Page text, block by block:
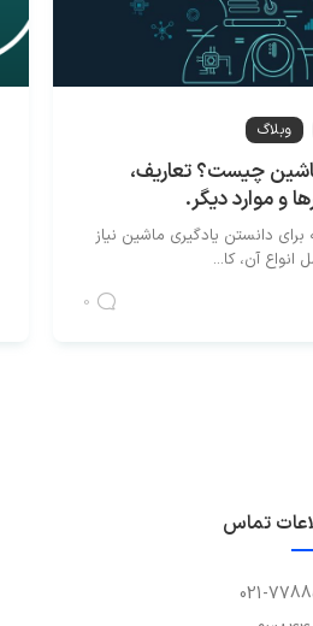
وبلاگ
چیست؟ تعاریف،
و موارد دیگر.
برای دانستن یادگیری ماشین نیاز
انواع آن، کا...
0
تماس
021-